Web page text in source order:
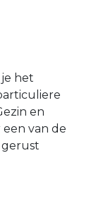
het
en
een van de